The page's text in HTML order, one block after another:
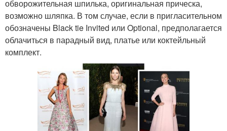
обворожительная шпилька, оригинальная прическа,
возможно шляпка. В том случае, если в пригласительном
обозначены Black tie Invited или Optional, предполагается
облачиться в парадный вид, платье или коктейльный
комплект.